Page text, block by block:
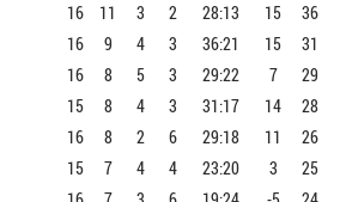
16 11 3 2 28:13 15
36
16 9 4 3 36:21 15
31
16 8 5 3 29:22 7
29
15 8 4 3 31:17 14
28
16 8 2 6 29:18 11
26
15 7 4 4 23:20 3
25